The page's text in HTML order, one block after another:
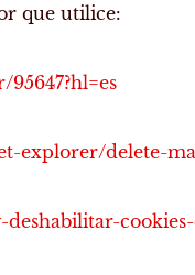
que utilice:
explorer/delete-